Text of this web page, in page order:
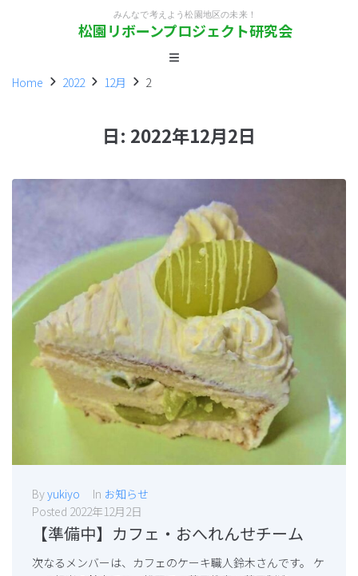
みんなで考えよう松園地区の未来！
松園リボーンプロジェクト研究会
Home 2022 12月 2
日: 2022年12月2日
Byyukiyo In お知らせ
Posted 2022年12月2日
【準備中】カフェ・おへれんせチーム
次なるメンバーは、カフェのケーキ職人鈴木さんです。 ケ